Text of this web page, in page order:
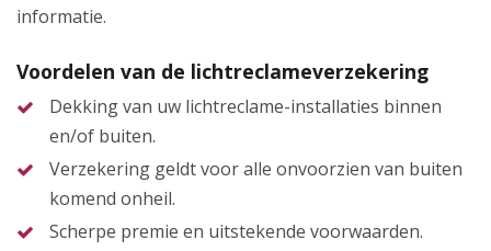
informatie.
Voordelen van de lichtreclameverzekering
Dekking van uw lichtreclame-installaties binnen
en/of buiten.
Verzekering geldt voor alle onvoorzien van buiten
komend onheil.
Scherpe premie en uitstekende voorwaarden.